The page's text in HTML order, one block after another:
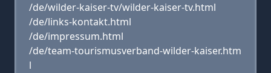
/de/wilder-kaiser-tv/wilder-kaiser-tv.html
/de/links-kontakt.html
/de/impressum.html
/de/team-tourismusverband-wilder-kaiser.htm
l